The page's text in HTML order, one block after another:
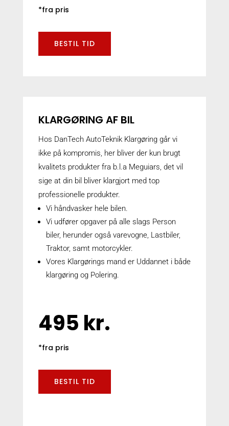
*fra pris
BESTIL TID
KLARGØRING AF BIL
Hos DanTech AutoTeknik Klargøring går vi
ikke på kompromis, her bliver der kun brugt
kvalitets produkter fra b.l.a Meguiars, det vil
sige at din bil bliver klargjort med top
professionelle produkter.
Vi håndvasker hele bilen.
Vi udfører opgaver på alle slags Person
biler, herunder også varevogne, Lastbiler,
Traktor, samt motorcykler.
Vores Klargørings mand er Uddannet i både
klargøring og Polering.
495 kr.
*fra pris
BESTIL TID